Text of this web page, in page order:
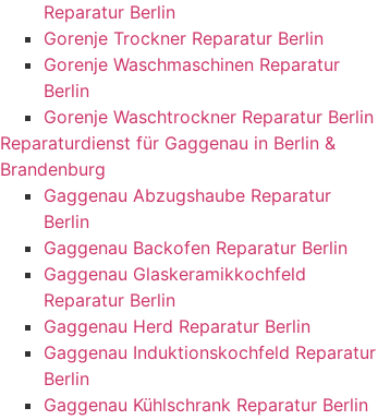
Reparatur Berlin
Gorenje Trockner Reparatur Berlin
Gorenje Waschmaschinen Reparatur
Berlin
Gorenje Waschtrockner Reparatur Berlin
Reparaturdienst für Gaggenau in Berlin &
Brandenburg
Gaggenau Abzugshaube Reparatur
Berlin
Gaggenau Backofen Reparatur Berlin
Gaggenau Glaskeramikkochfeld
Reparatur Berlin
Gaggenau Herd Reparatur Berlin
Gaggenau Induktionskochfeld Reparatur
Berlin
Gaggenau Kühlschrank Reparatur Berlin